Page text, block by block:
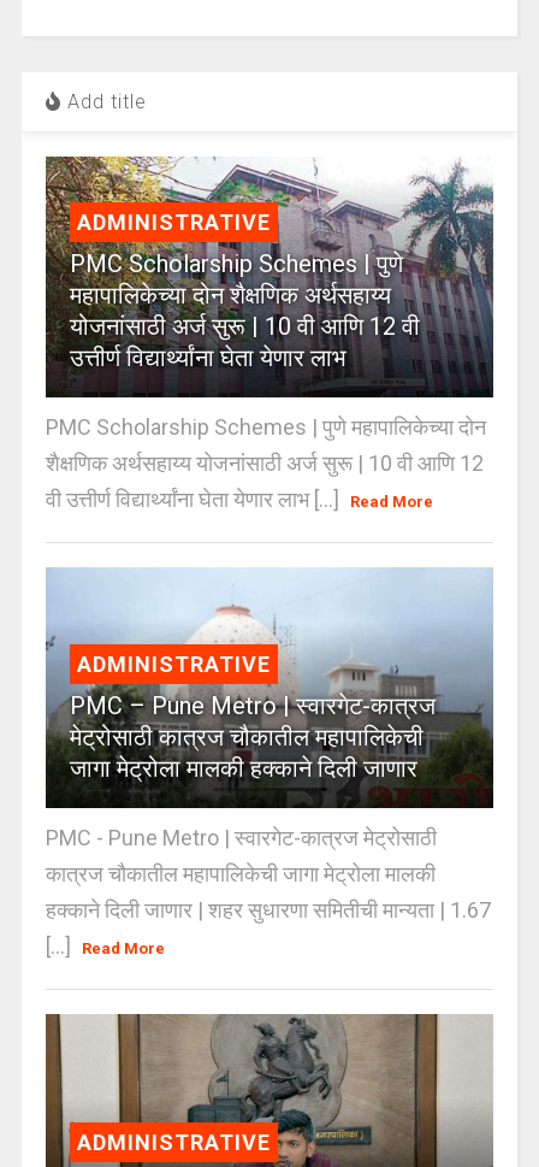
Add title
ADMINISTRATIVE
PMC Scholarship Schemes | पुणे
महापालिकेच्या दोन शैक्षणिक अर्थसहाय्य
योजनांसाठी अर्ज सुरू | 10 वी आणि 12 वी
उत्तीर्ण विद्यार्थ्यांना घेता येणार लाभ
PMC Scholarship Schemes | पुणे महापालिकेच्या दोन
शैक्षणिक अर्थसहाय्य योजनांसाठी अर्ज सुरू | 10 वी आणि 12
वी उत्तीर्ण विद्यार्थ्यांना घेता येणार लाभ [...]
Read More
ADMINISTRATIVE
PMC – Pune Metro | स्वारगेट-कात्रज
मेट्रोसाठी कात्रज चौकातील महापालिकेची
जागा मेट्रोला मालकी हक्काने दिली जाणार
PMC - Pune Metro | स्वारगेट-कात्रज मेट्रोसाठी
कात्रज चौकातील महापालिकेची जागा मेट्रोला मालकी
हक्काने दिली जाणार | शहर सुधारणा समितीची मान्यता | 1.67
[...]
Read More
ADMINISTRATIVE